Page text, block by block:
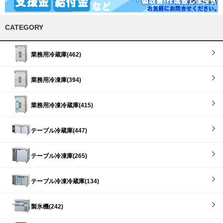
CATEGORY
業務用冷蔵庫(462)
業務用冷凍庫(394)
業務用冷凍冷蔵庫(415)
テーブル冷蔵庫(447)
テーブル冷凍庫(265)
テーブル冷凍冷蔵庫(134)
製氷機(242)